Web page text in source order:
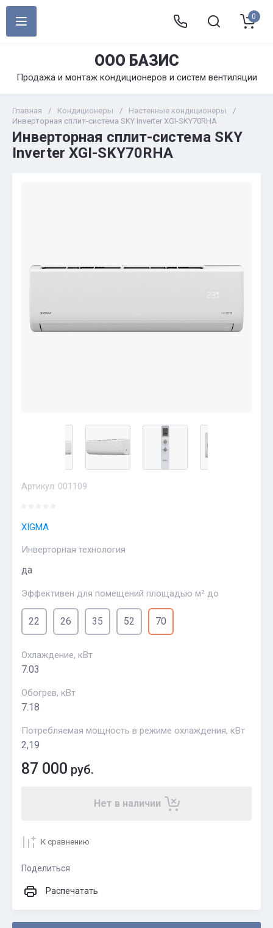
ООО БАЗИС
Продажа и монтаж кондиционеров и систем вентиляции
0
Главная / Кондиционеры / Настенные кондиционеры
/
Инверторная сплит-система SKY Inverter XGI-SKY70RHA
Инверторная сплит-система SKY
Inverter XGI-SKY70RHA
Артикул: 001109
XIGMA
Инверторная технология
да
Эффективен для помещений площадью м² до
22 26 35 52 70
Охлаждение, кВт
7.03
Обогрев, кВт
7.18
Потребляемая мощность в режиме охлаждения, кВт
2,19
87 000 руб.
Нет в наличии
К сравнению
Поделиться
Распечатать